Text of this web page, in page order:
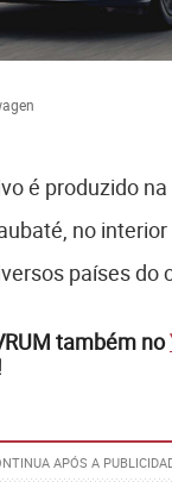
é produzido
no interior
países do
também no